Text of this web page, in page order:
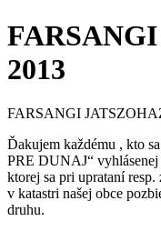
2013
FARSANGI
Ďakujem každému , kto
PRE DUNAJ“
ktorej sa pri uprataní
v katastri našej obce
druhu.